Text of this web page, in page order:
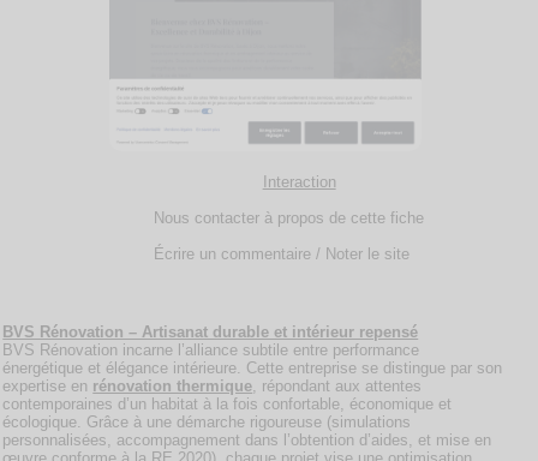
Interaction
Nous contacter à propos de cette fiche
Écrire un commentaire / Noter le site
BVS Rénovation – Artisanat durable et intérieur repensé
BVS Rénovation incarne l’alliance subtile entre performance
énergétique et élégance intérieure. Cette entreprise se distingue par son
expertise en rénovation thermique, répondant aux attentes
contemporaines d’un habitat à la fois confortable, économique et
écologique. Grâce à une démarche rigoureuse (simulations
personnalisées, accompagnement dans l’obtention d’aides, et mise en